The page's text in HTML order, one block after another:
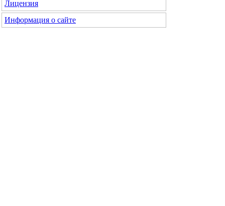
Лицензия
Информация о сайте